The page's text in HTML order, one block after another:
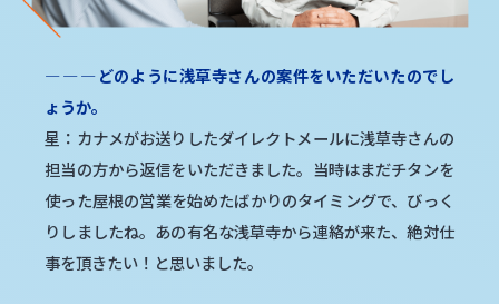
―――どのように浅草寺さんの案件をいただいたのでし
ょうか。
星：カナメがお送りしたダイレクトメールに浅草寺さんの
担当の方から返信をいただきました。当時はまだチタンを
使った屋根の営業を始めたばかりのタイミングで、びっく
りしましたね。あの有名な浅草寺から連絡が来た、絶対仕
事を頂きたい！と思いました。